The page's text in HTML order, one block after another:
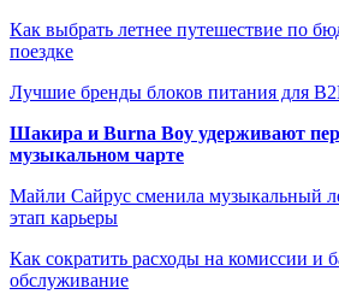
Как выбрать летнее путешествие по
поездке
Лучшие бренды блоков питания для
Шакира и Burna Boy удерживают
музыкальном чарте
Майли Сайрус сменила музыкальный
этап карьеры
Как сократить расходы на комиссии и
обслуживание